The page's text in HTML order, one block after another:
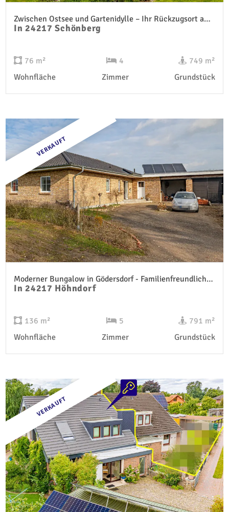
Zwischen Ostsee und Gartenidylle – Ihr Rückzugsort am Schönberger Strand
In 24217 Schönberg
76 m²
Wohnfläche
4
Zimmer
749 m²
Grundstück
VERKAUFT
Moderner Bungalow in Gödersdorf - Familienfreundliches Wohnen auf einer Ebene
In 24217 Höhndorf
136 m²
Wohnfläche
5
Zimmer
791 m²
Grundstück
VERKAUFT